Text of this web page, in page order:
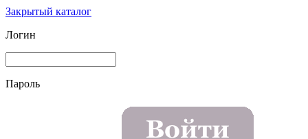
Закрытый каталог
Логин
Пароль